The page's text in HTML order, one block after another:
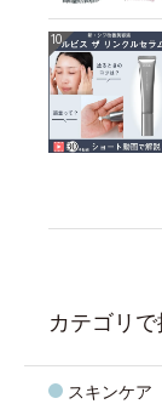
カテゴリ
スキンケア